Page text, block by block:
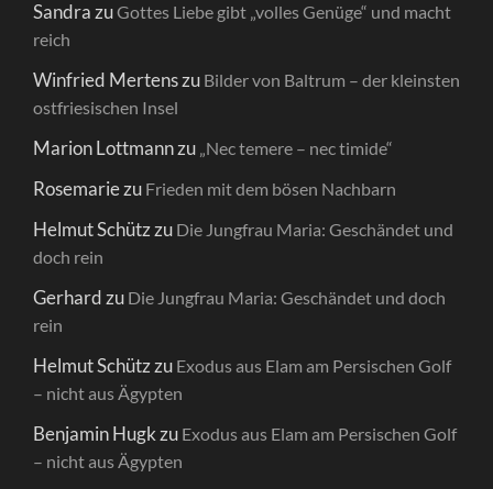
SandrazuGottes Liebe gibt „volles Genüge“ und macht
reich
Winfried Mertenszu Bilder von Baltrum – der kleinsten
ostfriesischen Insel
Marion Lottmannzu „Nec temere – nec timide“
Rosemariezu Frieden mit dem bösen Nachbarn
Helmut Schützzu Die Jungfrau Maria: Geschändet und
doch rein
Gerhardzu Die Jungfrau Maria: Geschändet und doch
rein
Helmut Schützzu Exodus aus Elam am Persischen Golf
– nicht aus Ägypten
Benjamin Hugkzu Exodus aus Elam am Persischen Golf
– nicht aus Ägypten